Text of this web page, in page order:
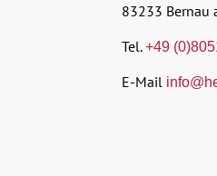
83233 Bernau
Tel.+49
E-Mail